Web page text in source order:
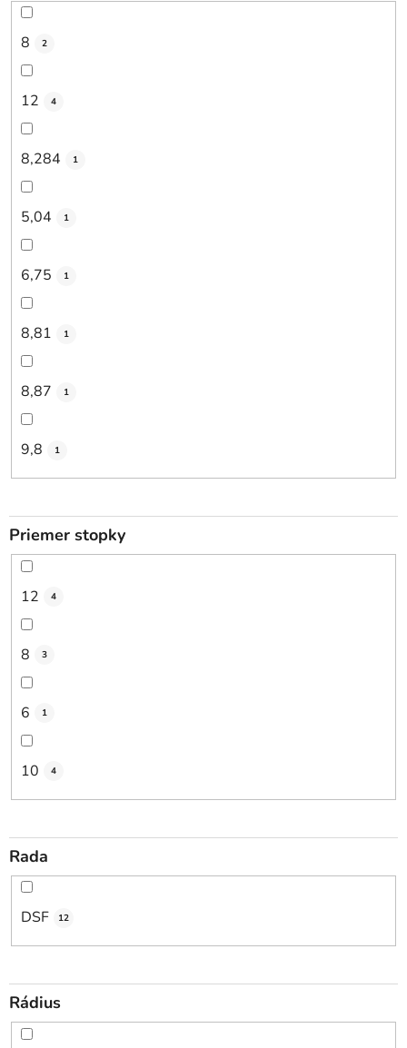
8 2
12 4
8,284 1
5,04 1
6,75 1
8,81 1
8,87 1
9,8 1
Priemer stopky
12 4
8 3
6 1
10 4
Rada
DSF 12
Rádius